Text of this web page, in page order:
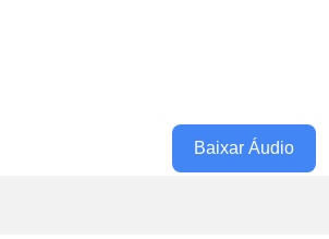
Baixar Áudio